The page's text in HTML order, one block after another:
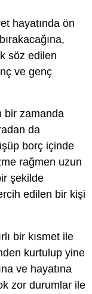
hayatında ön
söz edilen
ve genç
bir zamanda
da
borç içinde
rağmen uzun
şekilde
edilen bir kişi
bir kısmet ile
kurtulup yine
ve hayatına
zor durumlar ile